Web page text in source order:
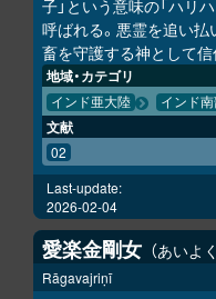
子」という意味の「ハリ
呼ばれる。悪霊を追い払
畜を守護する神として信
地域・カテゴリ
インド亜大陸 インド
文献
02
Last-update:
2026-02-04
愛楽金剛女 あいよ
Rāgavajriṇī